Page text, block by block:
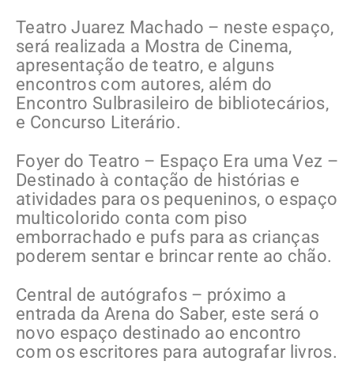
Teatro Juarez Machado – neste espaço,
será realizada a Mostra de Cinema,
apresentação de teatro, e alguns
encontros com autores, além do
Encontro Sulbrasileiro de bibliotecários,
e Concurso Literário.
Foyer do Teatro – Espaço Era uma Vez –
Destinado à contação de histórias e
atividades para os pequeninos, o espaço
multicolorido conta com piso
emborrachado e pufs para as crianças
poderem sentar e brincar rente ao chão.
Central de autógrafos – próximo a
entrada da Arena do Saber, este será o
novo espaço destinado ao encontro
com os escritores para autografar livros.